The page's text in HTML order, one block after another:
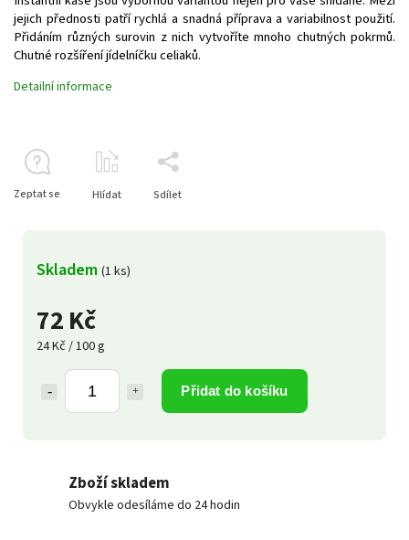
72 Kč
24 Kč / 100 g
Přidat do košíku
Skladem (1 ks)
jejich přednosti patří rychlá a snadná příprava a variabilnost použití.
Přidáním různých surovin z nich vytvoříte mnoho chutných pokrmů.
Chutné rozšíření jídelníčku celiaků.
Detailní informace
Zeptat se Hlídat Sdílet
Zboží skladem
Obvykle odesíláme do 24 hodin